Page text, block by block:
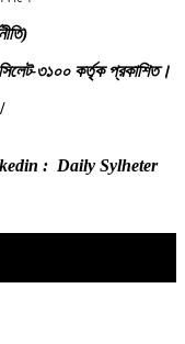
সিলেট-৩১০০ কর্তৃক প্রকাশিত।
: Daily Sylheter